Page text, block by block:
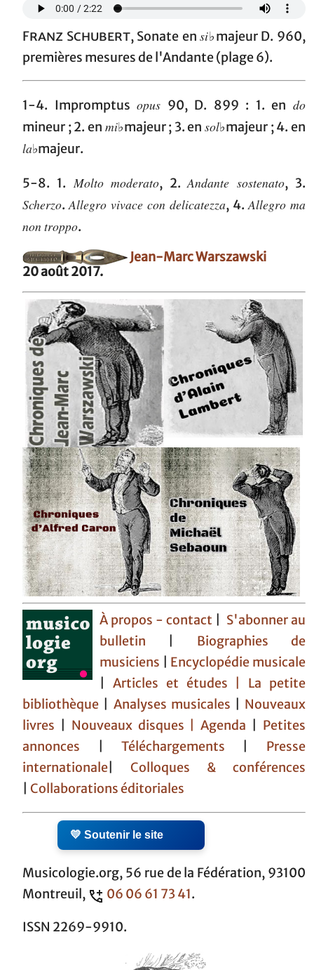
Franz Schubert, Sonate ensi♭majeur D. 960,
premières mesures de l'Andante (plage 6).
1-4. Impromptusopus 90, D. 899 : 1. en do
mineur ; 2. en mi♭majeur ; 3. en sol♭majeur ; 4. en
la♭majeur.
5-8. 1. Molto moderato, 2.Andante sostenato, 3.
Scherzo.Allegro vivace con delicatezza, 4.Allegro ma
non troppo.
Jean-Marc Warszawski
20 août 2017.
À propos - contact
S'abonner au
bulletin
Biographies de
musiciens
Encyclopédie musicale
|Articles et études | La petite
bibliothèque
Analyses musicales
Nouveaux
livres
Nouveaux disques |Agenda
Petites
annonces
Téléchargements
Presse
internationale
Colloques & conférences
Collaborations éditoriales
💛 Soutenir le site
Musicologie.org, 56 rue de la Fédération, 93100
Montreuil,
06 06 61 73 41.
ISSN 2269-9910.